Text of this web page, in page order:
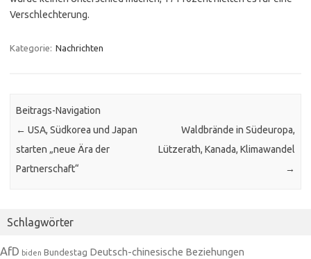
Verschlechterung.
Kategorie: Nachrichten
Beitrags-Navigation
← USA, Südkorea und Japan
starten „neue Ära der
Partnerschaft“
Waldbrände in Südeuropa,
Lützerath, Kanada, Klimawandel
→
Schlagwörter
AfD biden Bundestag Deutsch-chinesische Beziehungen